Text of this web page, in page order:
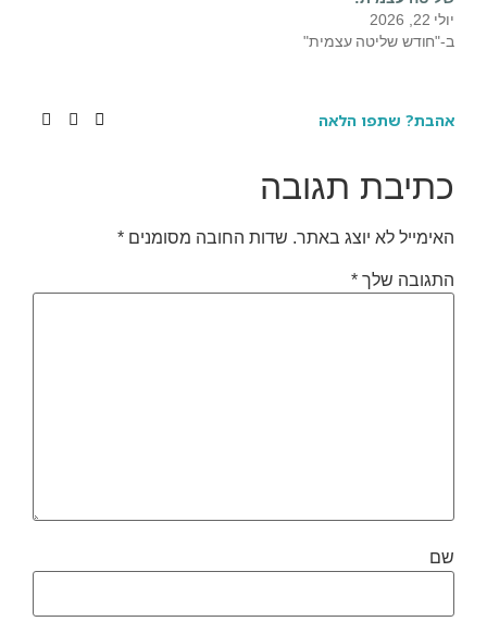
יולי 22, 2026
ב-"חודש שליטה עצמית"
אהבת? שתפו הלאה
כתיבת תגובה
האימייל לא יוצג באתר. שדות החובה מסומנים *
התגובה שלך *
שם